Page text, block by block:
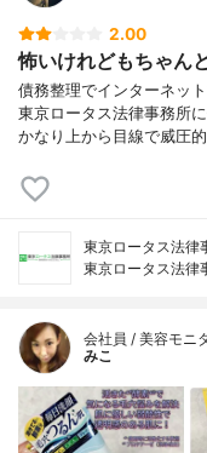
2.00
怖いけれどもちゃん
債務整理でインターネッ
東京ロータス法律事務所
かなり上から目線で威圧
東京ロータス法律
東京ロータス法律
会社員 / 美容モニ
みこ